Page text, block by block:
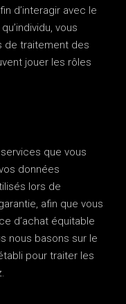
d’interagir avec le
vous
de traitement des
jouer les rôles
que vous
données
lors de
afin que vous
d’achat équitable
nous basons sur le
pour traiter les